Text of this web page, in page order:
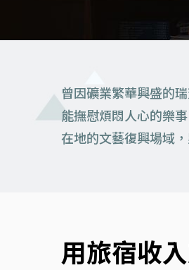
曾因礦業繁華興盛的
能撫慰煩悶人心的樂
在地的文藝復興場域
用旅宿收